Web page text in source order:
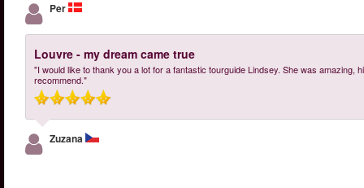
Per
Louvre - my dream came true
"I would like to thank you a lot for a fantastic tourguide Lindsey. She was
recommend."
Zuzana